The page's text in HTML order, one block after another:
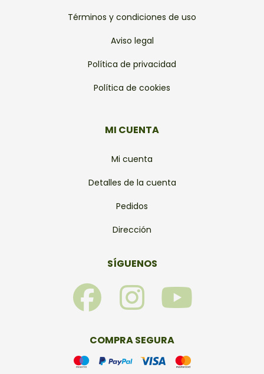
Términos y condiciones de uso
Aviso legal
Política de privacidad
Política de cookies
MI CUENTA
Mi cuenta
Detalles de la cuenta
Pedidos
Dirección
SÍGUENOS
F
a
c
I
n
s
Y
u
COMPRA SEGURA